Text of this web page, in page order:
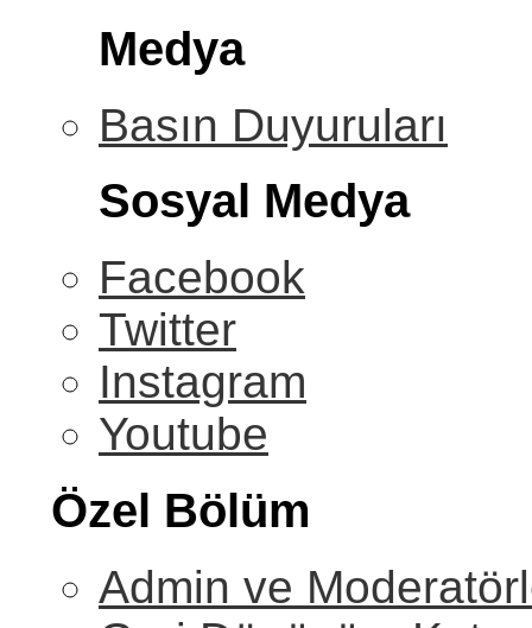
Medya
Basın Duyuruları
Sosyal Medya
Facebook
Twitter
Instagram
Youtube
Özel Bölüm
Admin ve